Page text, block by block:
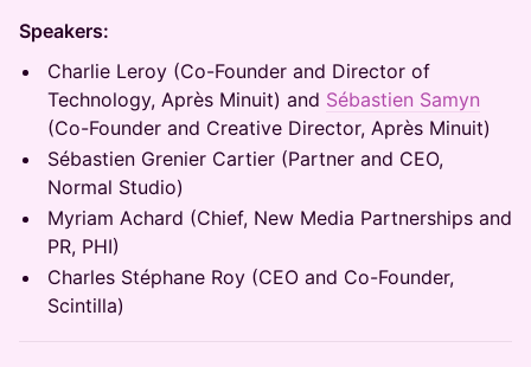
Speakers:
Charlie Leroy (Co-Founder and Director of
Technology, Après Minuit) and Sébastien Samyn
(Co-Founder and Creative Director, Après Minuit)
Sébastien Grenier Cartier (Partner and CEO,
Normal Studio)
Myriam Achard (Chief, New Media Partnerships and
PR, PHI)
Charles Stéphane Roy (CEO and Co-Founder,
Scintilla)